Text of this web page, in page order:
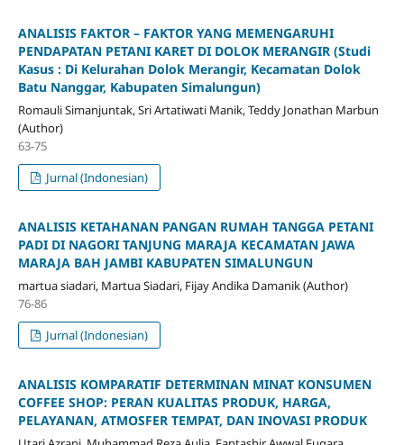
ANALISIS FAKTOR – FAKTOR YANG MEMENGARUHI
PENDAPATAN PETANI KARET DI DOLOK MERANGIR (Studi
Kasus : Di Kelurahan Dolok Merangir, Kecamatan Dolok
Batu Nanggar, Kabupaten Simalungun)
Romauli Simanjuntak, Sri Artatiwati Manik, Teddy Jonathan Marbun
(Author)
63-75
Jurnal (Indonesian)
ANALISIS KETAHANAN PANGAN RUMAH TANGGA PETANI
PADI DI NAGORI TANJUNG MARAJA KECAMATAN JAWA
MARAJA BAH JAMBI KABUPATEN SIMALUNGUN
martua siadari, Martua Siadari, Fijay Andika Damanik (Author)
76-86
Jurnal (Indonesian)
ANALISIS KOMPARATIF DETERMINAN MINAT KONSUMEN
COFFEE SHOP: PERAN KUALITAS PRODUK, HARGA,
PELAYANAN, ATMOSFER TEMPAT, DAN INOVASI PRODUK